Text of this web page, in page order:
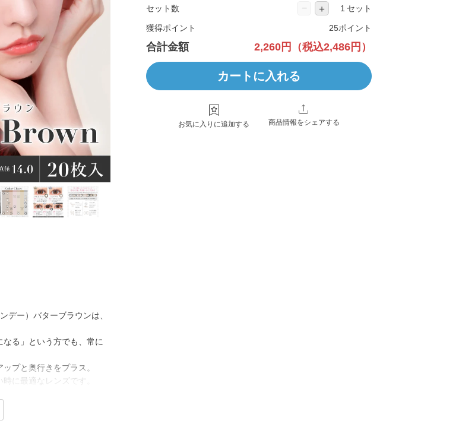
セット数 − ＋ セット
獲得ポイント 25ポイント
合計金額 2,260円 （税込2,486円）
カートに入れる
お気に入りに追加する 商品情報をシェアする
デー）バターブラウンは、
る」という方でも、常に
プと奥行きをプラス。
に最適なレンズです。
デー）は2012年発売以来、
レ！なロングセラーカラ